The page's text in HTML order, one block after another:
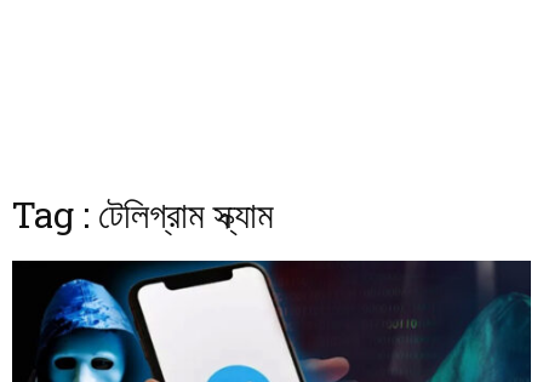
Tag : টেলিগ্রাম স্ক্যাম